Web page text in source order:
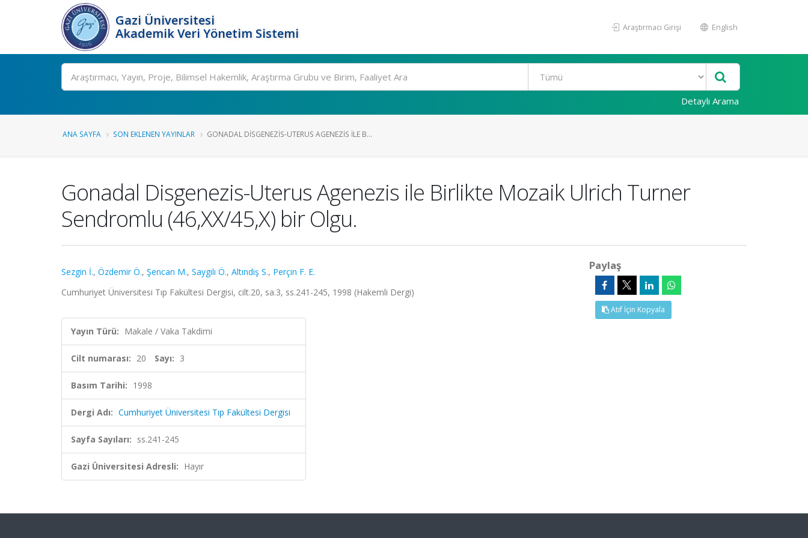
Gazi Üniversitesi
Akademik Veri Yönetim Sistemi
Araştırmacı Girişi English
Ara
Detaylı Arama
ANA SAYFA SON EKLENEN YAYINLAR GONADAL DISGENEZIS-UTERUS AGENEZIS ILE B...
Gonadal Disgenezis-Uterus Agenezis ile Birlikte Mozaik Ulrich Turner
Sendromlu (46,XX/45,X) bir Olgu.
Sezgin İ., Özdemir Ö., Şencan M., Saygılı Ö., Altındiş S., Perçin F. E.
Cumhuriyet Üniversitesi Tıp Fakültesi Dergisi, cilt.20, sa.3, ss.241-245, 1998 (Hakemli Dergi)
Yayın Türü: Makale / Vaka Takdimi
Cilt numarası: 20 Sayı: 3
Basım Tarihi: 1998
Dergi Adı: Cumhuriyet Üniversitesi Tıp Fakültesi Dergisi
Sayfa Sayıları: ss.241-245
Gazi Üniversitesi Adresli: Hayır
Paylaş
Atıf İçin Kopyala